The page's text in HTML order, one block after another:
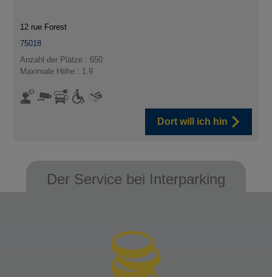
12 rue Forest
75018
Anzahl der Plätze : 650
Maximale Höhe : 1.9
Dort will ich hin
Der Service bei Interparking